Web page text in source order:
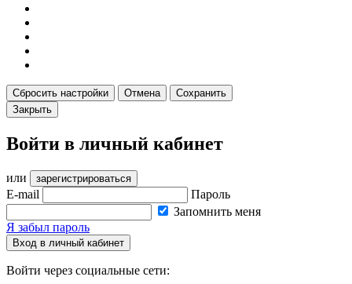
Сбросить настройки Отмена
Сохранить
Закрыть
Войти в личный кабинет
или зарегистрироваться
E-mail
Пароль
Запомнить меня
Я забыл пароль
Вход в личный кабинет
Войти через социальные сети: